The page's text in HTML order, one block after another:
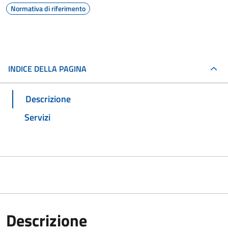
Normativa di riferimento
INDICE DELLA PAGINA
Descrizione
Servizi
Descrizione